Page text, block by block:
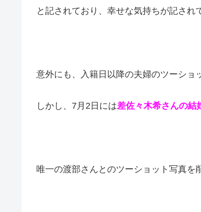
と記されており、幸せな気持ちが記され
意外にも、入籍日以降の夫婦のツーショ
しかし、7月2日には差佐々木希さんの結
唯一の渡部さんとのツーショット写真を